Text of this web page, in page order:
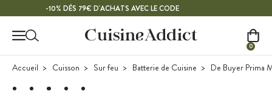
Contenu principal-10% DÈS 79€ D'ACHATS AVEC LE CODE
0
Accueil Cuisson Sur feu Batterie de Cuisine De Buyer Prima